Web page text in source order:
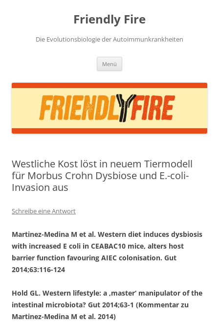
Friendly Fire
Die Evolutionsbiologie der Autoimmunkrankheiten
Menü
Westliche Kost löst in neuem Tiermodell
für Morbus Crohn Dysbiose und E.-coli-
Invasion aus
Schreibe eine Antwort
Martinez-Medina M et al. Western diet induces dysbiosis
with increased E coli in CEABAC10 mice, alters host
barrier function favouring AIEC colonisation. Gut
2014;63:116-124
Hold GL. Western lifestyle: a ‚master‘ manipulator of the
intestinal microbiota? Gut 2014;63-1 (Kommentar zu
Martinez-Medina M et al. 2014)